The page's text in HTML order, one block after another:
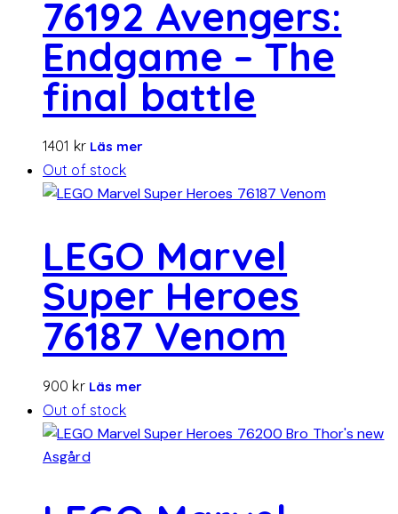
76192 Avengers:
Endgame – The
final battle
1401 kr Läs mer
Out of stock
LEGO Marvel
Super Heroes
76187 Venom
900 kr Läs mer
Out of stock